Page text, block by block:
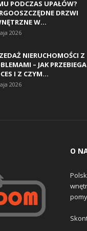
PODCZAS UPAŁÓW?
DRZWI
W...
2026
NIERUCHOMOŚCI Z
– JAK PRZEBIEGA
I Z CZYM...
2026
O